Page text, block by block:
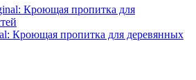
Кроющая пропитка для деревянных